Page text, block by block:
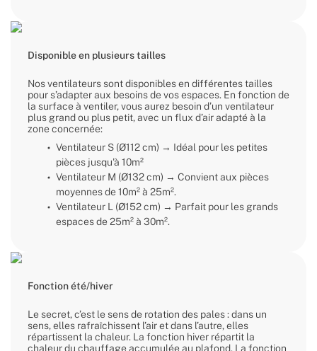
Disponible en plusieurs tailles
Nos ventilateurs sont disponibles en différentes tailles
pour s’adapter aux besoins de vos espaces. En fonction de
la surface à ventiler, vous aurez besoin d’un ventilateur
plus grand ou plus petit, avec un flux d’air adapté à la
zone concernée:
Ventilateur S (Ø112 cm) → Idéal pour les petites
pièces jusqu'à 10m²
Ventilateur M (Ø132 cm) → Convient aux pièces
moyennes de 10m² à 25m².
Ventilateur L (Ø152 cm) → Parfait pour les grands
espaces de 25m² à 30m².
Fonction été/hiver
Le secret, c’est le sens de rotation des pales : dans un
sens, elles rafraîchissent l’air et dans l’autre, elles
répartissent la chaleur. La fonction hiver répartit la
chaleur du chauffage accumulée au plafond. La fonction